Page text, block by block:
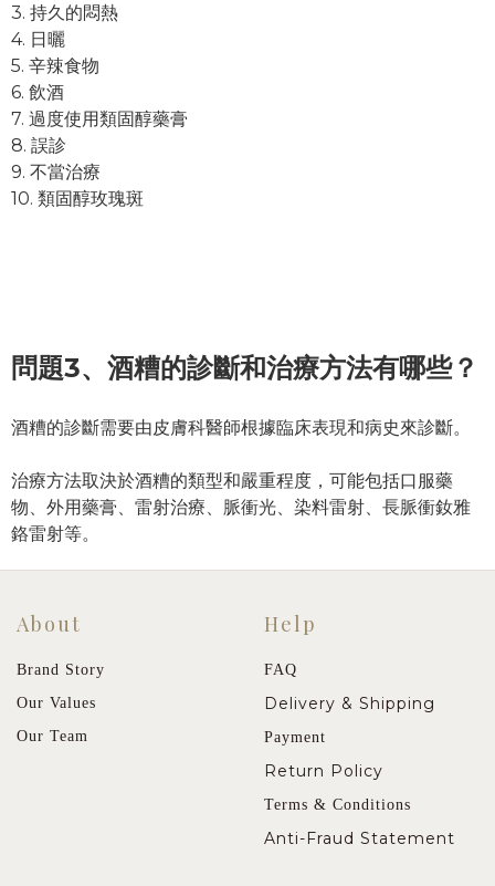
3. 持久的悶熱
4. 日曬
5. 辛辣食物
6. 飲酒
7. 過度使用類固醇藥膏
8. 誤診
9. 不當治療
10. 類固醇玫瑰斑
問題3、 酒糟的診斷和治療方法有哪些？
酒糟的診斷需要由皮膚科醫師根據臨床表現和病史來診斷。
治療方法取決於酒糟的類型和嚴重程度，可能包括口服藥
物、外用藥膏、雷射治療、脈衝光、染料雷射、長脈衝釹雅
鉻雷射等。
About
Brand Story
Our Values
Our Team
Help
FAQ
Delivery & Shipping
Payment
Return Policy
Terms & Conditions
Anti-Fraud Statement